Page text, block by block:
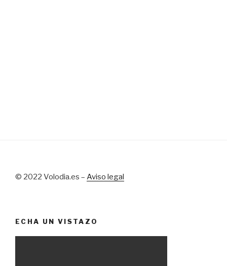
© 2022 Volodia.es – Aviso legal
ECHA UN VISTAZO